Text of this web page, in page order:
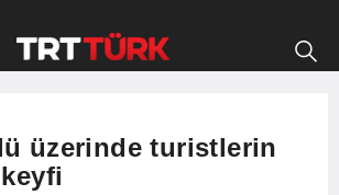
üzerinde turistlerin